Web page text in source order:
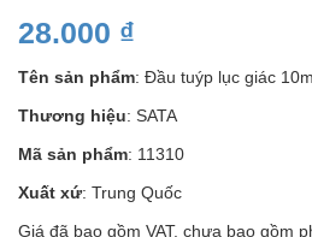
28.000 ₫
Tên sản phẩm: Đầu tuýp lục giác
Thương hiệu: SATA
Mã sản phẩm: 11310
Xuất xứ: Trung Quốc
Giá đã bao gồm VAT. chưa bao gồm